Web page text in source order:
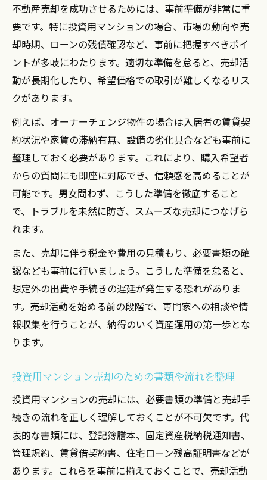
不動産売却を成功させるためには、事前準備が非常に重
要です。特に投資用マンションの場合、市場の動向や売
却時期、ローンの残債確認など、事前に把握すべきポイ
ントが多岐にわたります。適切な準備を怠ると、売却活
動が長期化したり、希望価格での取引が難しくなるリス
クがあります。
例えば、オーナーチェンジ物件の場合は入居者の賃貸契
約状況や家賃の滞納有無、設備の劣化具合なども事前に
整理しておく必要があります。これにより、購入希望者
からの質問にも即座に対応でき、信頼感を高めることが
可能です。男女問わず、こうした準備を徹底すること
で、トラブルを未然に防ぎ、スムーズな売却につなげら
れます。
また、売却に伴う税金や費用の見積もり、必要書類の確
認なども事前に行いましょう。こうした準備を怠ると、
想定外の出費や手続きの遅延が発生する恐れがありま
す。売却活動を始める前の段階で、専門家への相談や情
報収集を行うことが、納得のいく資産運用の第一歩とな
ります。
投資用マンション売却のための書類や流れを整理
投資用マンションの売却には、必要書類の準備と売却手
続きの流れを正しく理解しておくことが不可欠です。代
表的な書類には、登記簿謄本、固定資産税納税通知書、
管理規約、賃貸借契約書、住宅ローン残高証明書などが
あります。これらを事前に揃えておくことで、売却活動